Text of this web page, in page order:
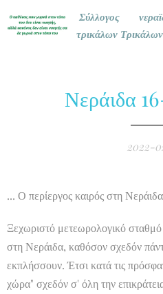
Σύλλογος
τρικάλων Τρικάλων
Νεράιδα
2022-
... Ο περίεργος καιρός στη Νεράιδα
Ξεχωριστό μετεωρολογικό
στη Νεράιδα, καθόσον σχεδόν
εκπλήσσουν. Έτσι κατά τις
χώρα" σχεδόν σ' όλη την